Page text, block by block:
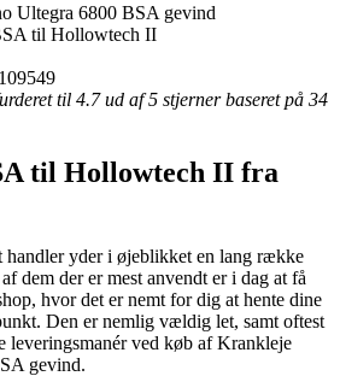
Ultegra 6800 BSA gevind
til Hollowtech II
til 4.7 ud af 5 stjerner baseret på 34
til Hollowtech II fra
handler yder i øjeblikket en lang række
dem der er mest anvendt er i dag at få
hvor det er nemt for dig at hente dine
Den er nemlig vældig let, samt oftest
leveringsmanér ved køb af Krankleje
gevind.